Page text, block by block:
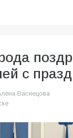
с
Васнецова